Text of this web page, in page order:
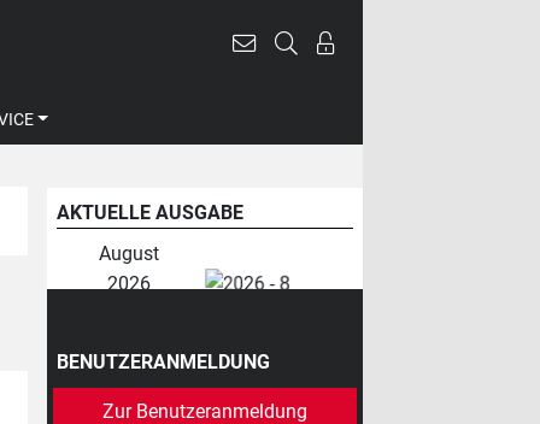
AKTUELLE AUSGABE
August
2026
BENUTZERANMELDUNG
Zur Benutzeranmeldung